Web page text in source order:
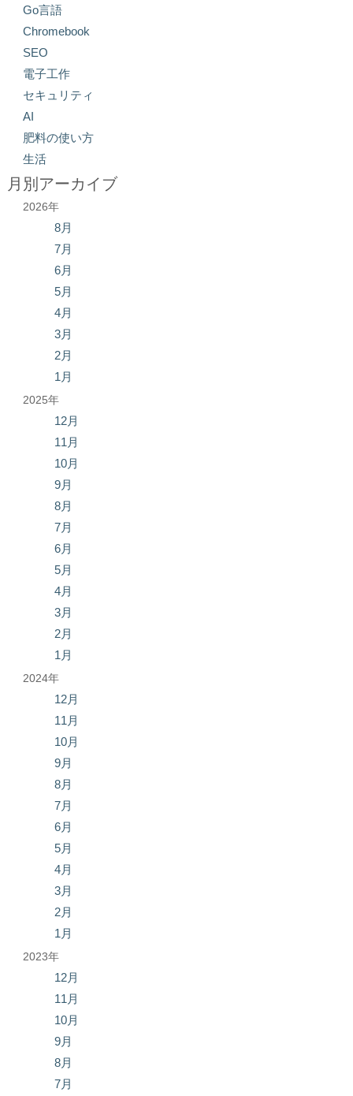
Go言語
Chromebook
SEO
電子工作
セキュリティ
AI
肥料の使い方
生活
月別アーカイブ
2026年
8月
7月
6月
5月
4月
3月
2月
1月
2025年
12月
11月
10月
9月
8月
7月
6月
5月
4月
3月
2月
1月
2024年
12月
11月
10月
9月
8月
7月
6月
5月
4月
3月
2月
1月
2023年
12月
11月
10月
9月
8月
7月